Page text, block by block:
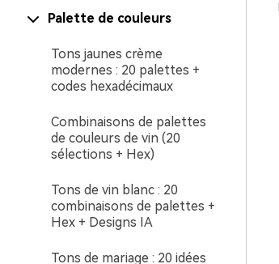
Palette de couleurs
Tons jaunes crème
modernes : 20 palettes +
codes hexadécimaux
Combinaisons de palettes
de couleurs de vin (20
sélections + Hex)
Tons de vin blanc : 20
combinaisons de palettes +
Hex + Designs IA
Tons de mariage : 20 idées